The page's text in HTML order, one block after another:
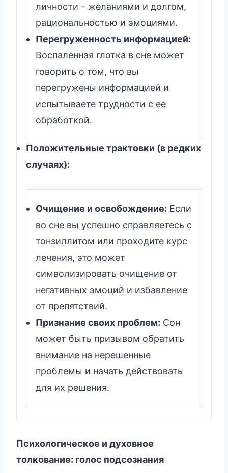
личности – желаниями и долгом,
рациональностью и эмоциями.
Перегруженность информацией:
Воспаленная глотка в сне может
говорить о том, что вы
перегружены информацией и
испытываете трудности с ее
обработкой.
Положительные трактовки (в редких
случаях):
Очищение и освобождение: Если
во сне вы успешно справляетесь с
тонзиллитом или проходите курс
лечения, это может
символизировать очищение от
негативных эмоций и избавление
от препятствий.
Признание своих проблем: Сон
может быть призывом обратить
внимание на нерешенные
проблемы и начать действовать
для их решения.
Психологическое и духовное
толкование: голос подсознания